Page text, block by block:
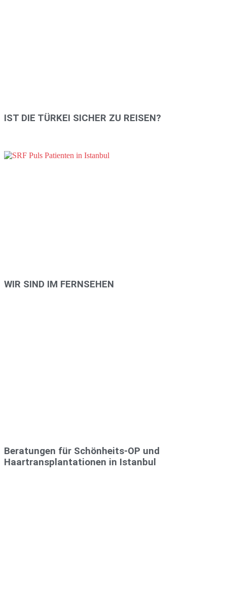
IST DIE TÜRKEI SICHER ZU REISEN?
WIR SIND IM FERNSEHEN
Beratungen für Schönheits-OP und
Haartransplantationen in Istanbul